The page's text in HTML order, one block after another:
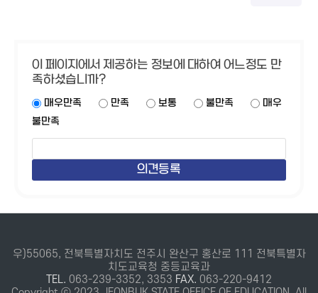
이 페이지에서 제공하는 정보에 대하여 어느정도 만
족하셨습니까?
매우만족 만족 보통 불만족
매우
불만족
우)55065, 전북특별자치도 전주시 완산구 홍산로 111 전북특별자
치도교육청 중등교육과
TEL. 063-239-3352, 3353 FAX. 063-220-9412